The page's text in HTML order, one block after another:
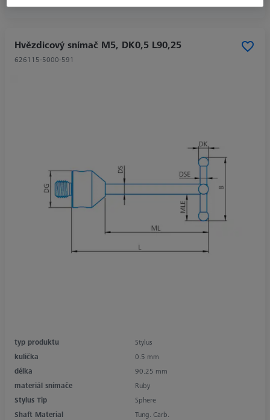
Hvězdicový snímač M5, DK0,5 L90,25
626115-5000-591
typ produktu
Stylus
kulička
0.5 mm
délka
90.25 mm
materiál snímače
Ruby
Stylus Tip
Sphere
Shaft Material
Tung. Carb.